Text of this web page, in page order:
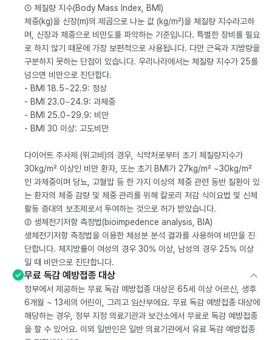
① 체질량 지수(Body Mass Index, BMI)
체중(kg)을 신장(m)의 제곱으로 나눈 값 (kg/m²)을 체질량 지수라고하
며, 신장과 체중으로 비만도를 파악하는 기준입니다. 특별한 장비를 필요
로 하지 않기 때문에 가장 보편적으로 사용됩니다. 다만 근육과 지방량을
구분하지 못하는 단점이 있습니다. 우리나라에서는 체질량 지수가 25를
넘으면 비만으로 진단합다.
- BMI 18.5~22.9: 정상
- BMI 23.0~24.9: 과체중
- BMI 25.0~29.9: 비만
- BMI 30 이상: 고도비만
다이어트 주사제 (위고비)의 경우, 식약처로부터 초기 체질량지수가
30kg/m² 이상인 비만 환자, 또는 초기 BMI가 27kg/m² ~30kg/m²
인 과체중이며 당뇨, 고혈압 등 한 가지 이상의 체중 관련 동반 질환이 있
는 환자의 체중 감량 및 체중 관리를 위해 칼로리 저감 식이요법 및 신체
활동 증대의 보조제로서 투여하는 것으로 허가 받았습니다.
② 생체전기저항 측정법(bioimpedence analysis, BIA)
생체전기저항 측정법을 이용한 체성분 분석 결과를 사용하여 비만을 진
단합니다. 체지방률이 여성의 경우 30% 이상, 남성의 경우 25% 이상
일 때 비만으로 진단합니다.
무료 독감 예방접종 대상
정부에서 제공하는 무료 독감 예방접종 대상은 65세 이상 어르신, 생후
6개월 ~ 13세의 어린이, 그리고 임산부에요. 무료 독감 예방접종 대상에
해당하는 경우, 정부 지정 의료기관과 보건소에서 무료로 독감 예방접종
을 할 수 있어요. 이외 일반인은 일반 의료기관에서 유료 독감 예방접종